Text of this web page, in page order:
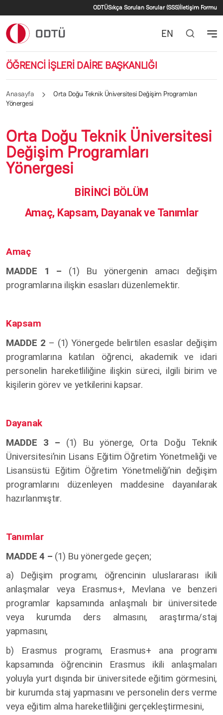
İkincil menü
ODTÜSıkça Sorulan Sorular (SSS)İletişim Formu
ÖĞRENCİ İŞLERİ DAİRE BAŞKANLIĞI
EN
Anasayfa
Orta Doğu Teknik Üniversitesi Değişim Programları
Yönergesi
Orta Doğu Teknik Üniversitesi
Değişim Programları
Yönergesi
BİRİNCİ BÖLÜM
Amaç, Kapsam, Dayanak ve Tanımlar
Amaç
MADDE 1 – (1) Bu yönergenin amacı değişim
programlarına ilişkin esasları düzenlemektir.
Kapsam
MADDE 2 – (1) Yönergede belirtilen esaslar değişim
programlarına katılan öğrenci, akademik ve idari
personelin hareketliliğine ilişkin süreci, ilgili birim ve
kişilerin görev ve yetkilerini kapsar.
Dayanak
MADDE 3 – (1) Bu yönerge, Orta Doğu Teknik
Üniversitesi’nin Lisans Eğitim Öğretim Yönetmeliği ve
Lisansüstü Eğitim Öğretim Yönetmeliği’nin değişim
programlarını düzenleyen maddesine dayanılarak
hazırlanmıştır.
Tanımlar
MADDE 4 – (1) Bu yönergede geçen;
a) Değişim programı, öğrencinin uluslararası ikili
anlaşmalar veya Erasmus+, Mevlana ve benzeri
programlar kapsamında anlaşmalı bir üniversitede
veya kurumda ders almasını, araştırma/staj
yapmasını,
b) Erasmus programı, Erasmus+ ana programı
kapsamında öğrencinin Erasmus ikili anlaşmaları
yoluyla yurt dışında bir üniversitede eğitim görmesini,
bir kurumda staj yapmasını ve personelin ders verme
veya eğitim alma hareketliliğini gerçekleştirmesini,